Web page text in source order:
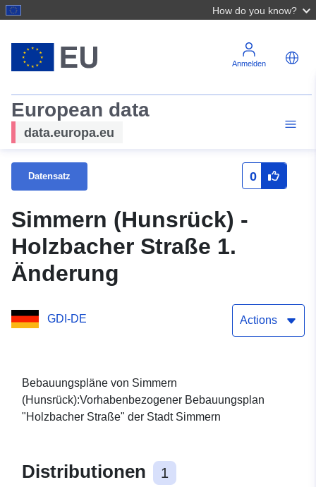
How do you know?
Anmelden
European data
data.europa.eu
Datensatz 0
Simmern (Hunsrück) -
Holzbacher Straße 1.
Änderung
GDI-DE Actions
Bebauungspläne von Simmern
(Hunsrück):Vorhabenbezogener Bebauungsplan
"Holzbacher Straße" der Stadt Simmern
Distributionen 1